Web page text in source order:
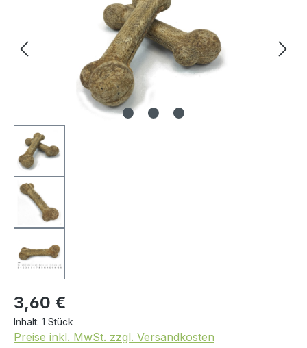
3,60 €
Inhalt: 1 Stück
Preise inkl. MwSt. zzgl. Versandkosten